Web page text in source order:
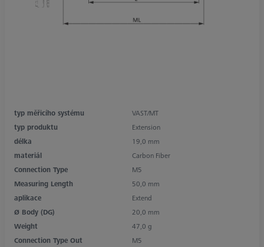
typ měřicího systému
VAST/MT
typ produktu
Extension
délka
19,0 mm
materiál
Carbon Fiber
Connection Type
M5
Measuring Length
50,0 mm
aplikace
Extend
Ø Body (DG)
20,0 mm
Weight
47,0 g
Connection Type Out
M5